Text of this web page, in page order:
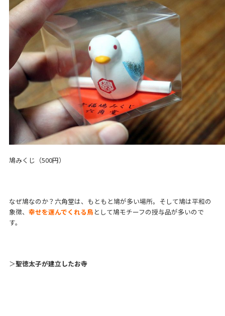
鳩みくじ（500円）
なぜ鳩なのか？六角堂は、もともと鳩が多い場所。そして鳩は平和の
象徴、 幸せを運んでくれる鳥として鳩モチーフの授与品が多いので
す。
＞聖徳太子が建立したお寺